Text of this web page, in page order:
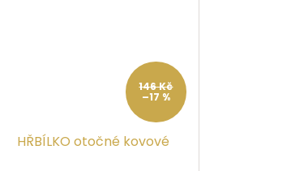
146 Kč
–17 %
HŘBÍLKO otočné kovové